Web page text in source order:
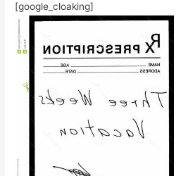
[google_cloaking]